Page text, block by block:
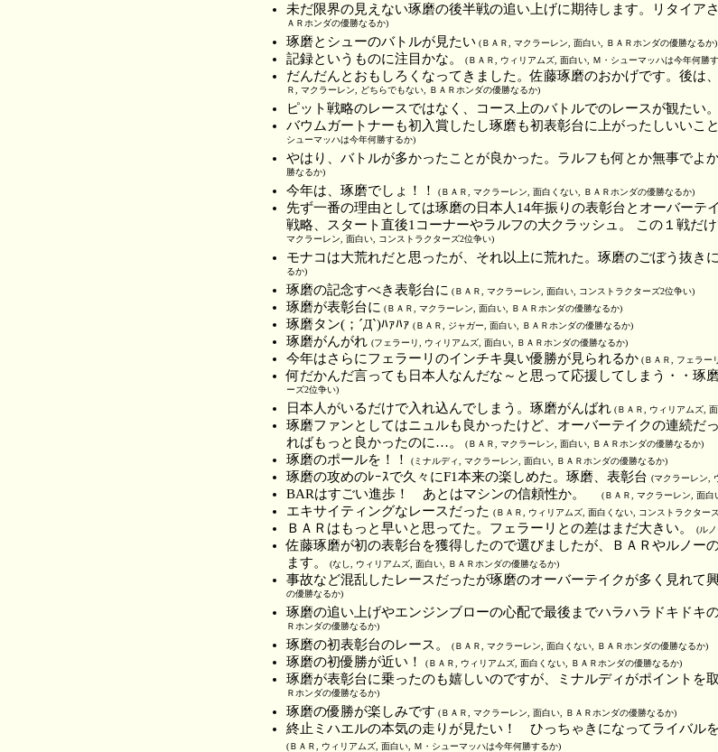
未だ限界の見えない琢磨の後半戦の追い上げに期待します。リタイア
ＡＲホンダの優勝なるか)
琢磨とシューのバトルが見たい (ＢＡＲ, マクラーレン, 面白い, ＢＡＲホンダの優勝なるか)
記録というものに注目かな。 (ＢＡＲ, ウィリアムズ, 面白い, Ｍ・シューマッハは今年何勝
だんだんとおもしろくなってきました。佐藤琢磨のおかげです。後は
Ｒ, マクラーレン, どちらでもない, ＢＡＲホンダの優勝なるか)
ピット戦略のレースではなく、コース上のバトルでのレースが観たい。
バウムガートナーも初入賞したし琢磨も初表彰台に上がったしいいこ
シューマッハは今年何勝するか)
やはり、バトルが多かったことが良かった。ラルフも何とか無事でよか
勝なるか)
今年は、琢磨でしょ！！
(ＢＡＲ, マクラーレン, 面白くない, ＢＡＲホンダの優勝なるか)
先ず一番の理由としては琢磨の日本人14年振りの表彰台とオーバーテ
戦略、スタート直後1コーナーやラルフの大クラッシュ。 この１戦だ
マクラーレン, 面白い, コンストラクターズ2位争い)
モナコは大荒れだと思ったが、それ以上に荒れた。琢磨のごぼう抜きに
るか)
琢磨の記念すべき表彰台に (ＢＡＲ, マクラーレン, 面白い, コンストラクターズ2位争い)
琢磨が表彰台に (ＢＡＲ, マクラーレン, 面白い, ＢＡＲホンダの優勝なるか)
琢磨タン(；´Д`)ﾊｧﾊｧ (ＢＡＲ, ジャガー, 面白い, ＢＡＲホンダの優勝なるか)
琢磨がんがれ (フェラーリ, ウィリアムズ, 面白い, ＢＡＲホンダの優勝なるか)
今年はさらにフェラーリのインチキ臭い優勝が見られるか (ＢＡＲ, フェラー
何だかんだ言っても日本人なんだな～と思って応援してしまう・・琢
ーズ2位争い)
日本人がいるだけで入れ込んでしまう。琢磨がんばれ (ＢＡＲ, ウィリアムズ,
琢磨ファンとしてはニュルも良かったけど、オーバーテイクの連続だ
ればもっと良かったのに…。
(ＢＡＲ, マクラーレン, 面白い, ＢＡＲホンダの優勝なるか)
琢磨のポールを！！ (ミナルディ, マクラーレン, 面白い, ＢＡＲホンダの優勝なるか)
琢磨の攻めのﾚｰｽで久々にF1本来の楽しめた。琢磨、表彰台 (マクラーレン,
BARはすごい進歩！ あとはマシンの信頼性か。 (ＢＡＲ, マクラーレン, 面
エキサイティングなレースだった (ＢＡＲ, ウィリアムズ, 面白くない, コンストラクター
ＢＡＲはもっと早いと思ってた。フェラーリとの差はまだ大きい。 (ル
佐藤琢磨が初の表彰台を獲得したので選びましたが、ＢＡＲやルノー
ます。
(なし, ウィリアムズ, 面白い, ＢＡＲホンダの優勝なるか)
事故など混乱したレースだったが琢磨のオーバーテイクが多く見れて
の優勝なるか)
琢磨の追い上げやエンジンブローの心配で最後までハラハラドキドキ
Ｒホンダの優勝なるか)
琢磨の初表彰台のレース。
(ＢＡＲ, マクラーレン, 面白くない, ＢＡＲホンダの優勝なるか)
琢磨の初優勝が近い！ (ＢＡＲ, ウィリアムズ, 面白くない, ＢＡＲホンダの優勝なるか)
琢磨が表彰台に乗ったのも嬉しいのですが、ミナルディがポイントを
Ｒホンダの優勝なるか)
琢磨の優勝が楽しみです (ＢＡＲ, マクラーレン, 面白い, ＢＡＲホンダの優勝なるか)
終止ミハエルの本気の走りが見たい！ ひっちゃきになってライバル
(ＢＡＲ, ウィリアムズ, 面白い, Ｍ・シューマッハは今年何勝するか)